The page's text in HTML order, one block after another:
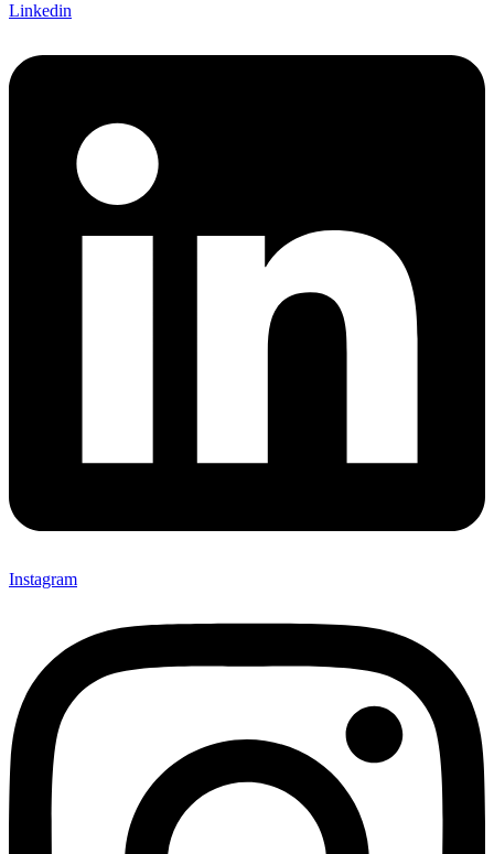
Linkedin
Instagram